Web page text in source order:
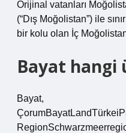
Orijinal vatanları
(“Dış Moğolistan”) ile
bir kolu olan İç
Bayat hangi
Bayat,